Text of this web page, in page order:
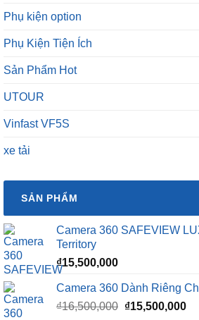
Phụ kiện option
Phụ Kiện Tiện Ích
Sản Phẩm Hot
UTOUR
Vinfast VF5S
xe tải
SẢN PHẨM
Camera 360 SAFEVIEW
Territory
₫15,500,000
Camera 360 Dành Riêng
₫16,500,000 Giá
₫15,500,000Giá